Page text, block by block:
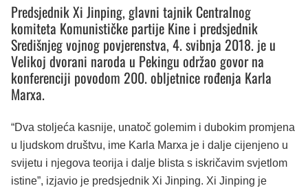
Predsjednik Xi Jinping, glavni tajnik Centralnog
komiteta Komunističke partije Kine i predsjednik
Središnjeg vojnog povjerenstva, 4. svibnja 2018. je u
Velikoj dvorani naroda u Pekingu održao govor na
konferenciji povodom 200. obljetnice rođenja Karla
Marxa.
“Dva stoljeća kasnije, unatoč golemim i dubokim promjena
u ljudskom društvu, ime Karla Marxa je i dalje cijenjeno u
svijetu i njegova teorija i dalje blista s iskričavim svjetlom
istine”, izjavio je predsjednik Xi Jinping. Xi Jinping je